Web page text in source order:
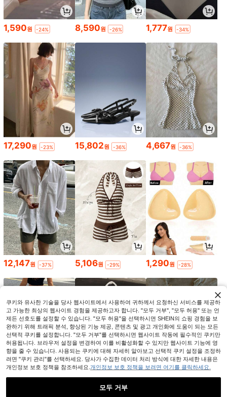
1,590원 -24% 8,590원 -26% 1,777원 -34%
17,290원 -23% 15,802원 -36% 4,667원 -36%
12,147원 -37% 5,106원 -29% 1,290원 -28%
9,342
쿠키와 유사한 기술을 당사 웹사이트에서 사용하여 귀하께서 요청하신 서비스를 제공하
고 가능한 최상의 웹사이트 경험을 제공하고자 합니다. "모두 거부", "모두 허용" 또는 언
제든 선호도를 설정할 수 있습니다. "모두 허용"을 선택하시면 SHEIN의 쇼핑 경험을 보
완하기 위해 트래픽 분석, 향상된 기능 제공, 콘텐츠 및 광고 개인화에 도움이 되는 모든
선택적 쿠키를 설정합니다. "모두 거부"를 선택하시면 웹사이트 작동에 필수적인 쿠키만
허용됩니다. 브라우저 설정을 변경하여 이를 비활성화할 수 있지만 웹사이트 기능에 영
향을 줄 수 있습니다. 사용되는 쿠키에 대해 자세히 알아보고 선택적 쿠키 설정을 조정하
려면 "쿠키 관리"를 선택하세요. 당사가 수집한 데이터 처리 방식에 대한 자세한 내용은
개인정보 보호 정책을 참조하세요. 개인정보 보호 정책을 보려면 여기를 클릭하세요.
모두 거부